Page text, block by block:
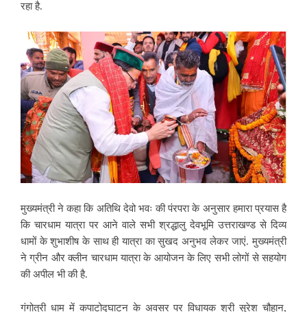
रहा है.
मुख्यमंत्री ने कहा कि अतिथि देवो भवः की पंरपरा के अनुसार हमारा प्रयास है
कि चारधाम यात्रा पर आने वाले सभी श्रद्धालु देवभूमि उत्तराखण्ड से दिव्य
धामों के शुभाशीष के साथ ही यात्रा का सुखद अनुभव लेकर जाएं. मुख्यमंत्री
ने ग्रीन और क्लीन चारधाम यात्रा के आयोजन के लिए सभी लोगों से सहयोग
की अपील भी की है.
गंगोत्री धाम में कपाटोद्घाटन के अवसर पर विधायक श्री सुरेश चौहान,